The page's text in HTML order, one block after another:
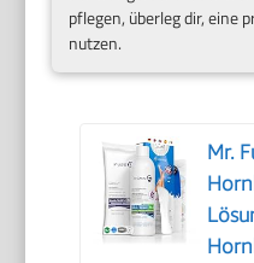
pflegen, überleg dir, eine
nutzen.
Mr.